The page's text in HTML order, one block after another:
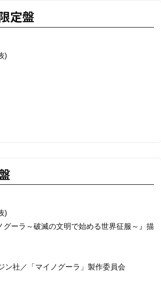
定盤
)
)
ーラ～破滅の文明で始める世界征服～』描
社／「マイノグーラ」製作委員会